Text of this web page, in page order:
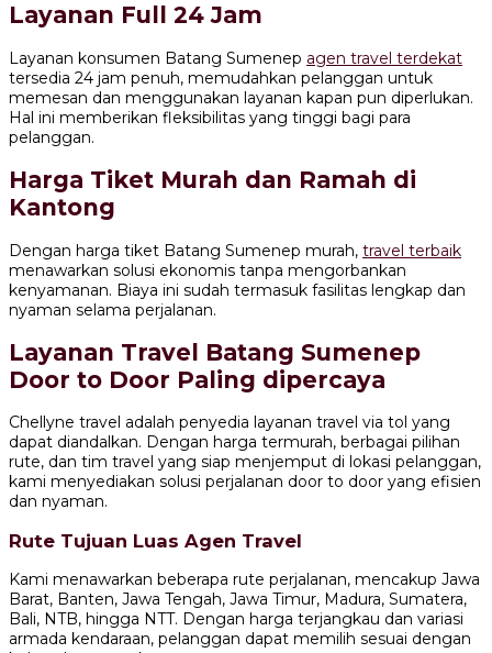
Layanan Full 24 Jam
Layanan konsumen Batang Sumenep agen travel terdekat
tersedia 24 jam penuh, memudahkan pelanggan untuk
memesan dan menggunakan layanan kapan pun diperlukan.
Hal ini memberikan fleksibilitas yang tinggi bagi para
pelanggan.
Harga Tiket Murah dan Ramah di
Kantong
Dengan harga tiket Batang Sumenep murah, travel terbaik
menawarkan solusi ekonomis tanpa mengorbankan
kenyamanan. Biaya ini sudah termasuk fasilitas lengkap dan
nyaman selama perjalanan.
Layanan Travel Batang Sumenep
Door to Door Paling dipercaya
Chellyne travel adalah penyedia layanan travel via tol yang
dapat diandalkan. Dengan harga termurah, berbagai pilihan
rute, dan tim travel yang siap menjemput di lokasi pelanggan,
kami menyediakan solusi perjalanan door to door yang efisien
dan nyaman.
Rute Tujuan Luas Agen Travel
Kami menawarkan beberapa rute perjalanan, mencakup Jawa
Barat, Banten, Jawa Tengah, Jawa Timur, Madura, Sumatera,
Bali, NTB, hingga NTT. Dengan harga terjangkau dan variasi
armada kendaraan, pelanggan dapat memilih sesuai dengan